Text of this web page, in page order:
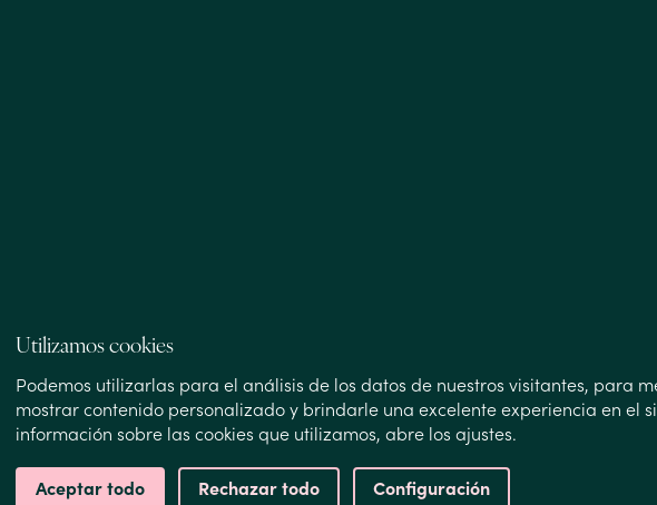
Utilizamos cookies
Podemos utilizarlas para el análisis de los datos de nuestros visitantes, para
mostrar contenido personalizado y brindarle una excelente experiencia en el
información sobre las cookies que utilizamos, abre los ajustes.
Aceptar todo Rechazar todo Configuración